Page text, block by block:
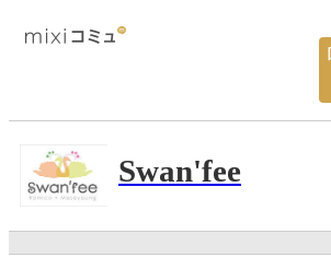
Swan'fee